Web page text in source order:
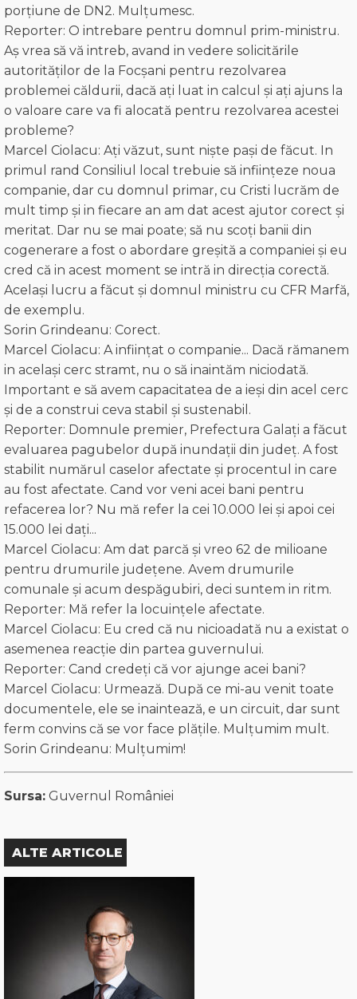
porțiune de DN2. Mulțumesc.
Reporter: O intrebare pentru domnul prim-ministru.
Aș vrea să vă intreb, avand in vedere solicitările
autorităților de la Focșani pentru rezolvarea
problemei căldurii, dacă ați luat in calcul și ați ajuns la
o valoare care va fi alocată pentru rezolvarea acestei
probleme?
Marcel Ciolacu: Aţi văzut, sunt niște pași de făcut. In
primul rand Consiliul local trebuie să inființeze noua
companie, dar cu domnul primar, cu Cristi lucrăm de
mult timp și in fiecare an am dat acest ajutor corect și
meritat. Dar nu se mai poate; să nu scoți banii din
cogenerare a fost o abordare greșită a companiei și eu
cred că in acest moment se intră in direcția corectă.
Același lucru a făcut și domnul ministru cu CFR Marfă,
de exemplu.
Sorin Grindeanu: Corect.
Marcel Ciolacu: A inființat o companie... Dacă rămanem
in același cerc stramt, nu o să inaintăm niciodată.
Important e să avem capacitatea de a ieși din acel cerc
și de a construi ceva stabil și sustenabil.
Reporter: Domnule premier, Prefectura Galați a făcut
evaluarea pagubelor după inundații din județ. A fost
stabilit numărul caselor afectate și procentul in care
au fost afectate. Cand vor veni acei bani pentru
refacerea lor? Nu mă refer la cei 10.000 lei și apoi cei
15.000 lei daţi...
Marcel Ciolacu: Am dat parcă şi vreo 62 de milioane
pentru drumurile județene. Avem drumurile
comunale și acum despăgubiri, deci suntem in ritm.
Reporter: Mă refer la locuinţele afectate.
Marcel Ciolacu: Eu cred că nu nicioadată nu a existat o
asemenea reacție din partea guvernului.
Reporter: Cand credeţi că vor ajunge acei bani?
Marcel Ciolacu: Urmează. După ce mi-au venit toate
documentele, ele se inaintează, e un circuit, dar sunt
ferm convins că se vor face plățile. Mulțumim mult.
Sorin Grindeanu: Mulțumim!
Sursa: Guvernul României
ALTE ARTICOLE